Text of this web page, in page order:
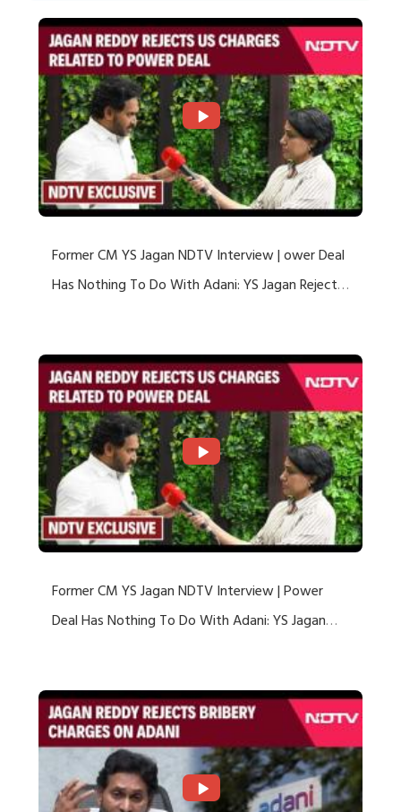
Former CM YS Jagan NDTV Interview | ower Deal
Has Nothing To Do With Adani: YS Jagan Rejects
Former CM YS Jagan NDTV Interview | Power
Deal Has Nothing To Do With Adani: YS Jagan